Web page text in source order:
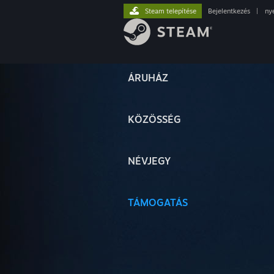
ÁRUHÁZ
KÖZÖSSÉG
NÉVJEGY
TÁMOGATÁS
Steam telepítése Bejelentkezés